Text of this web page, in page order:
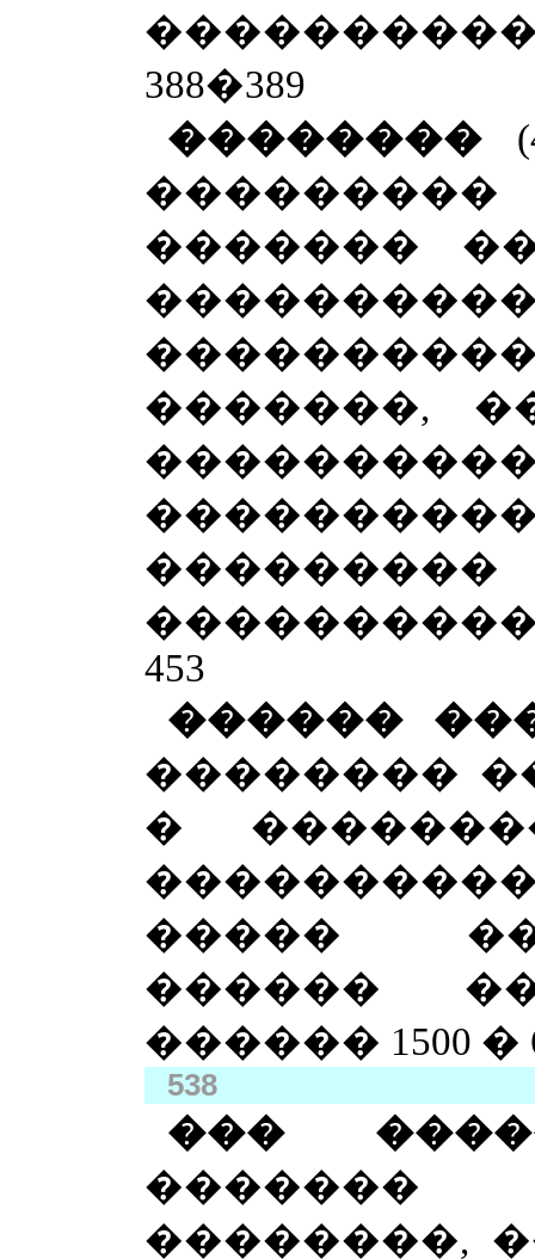
388�389
��������
�������
�������,
453
������
��������
�
�����
������
������ 1500 �
538
���
�������
��������,